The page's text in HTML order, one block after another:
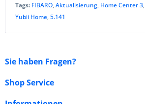
Tags: FIBARO,Aktualisierung, Home Center 3,
Yubii Home,5.141
Sie haben Fragen?
Shop Service